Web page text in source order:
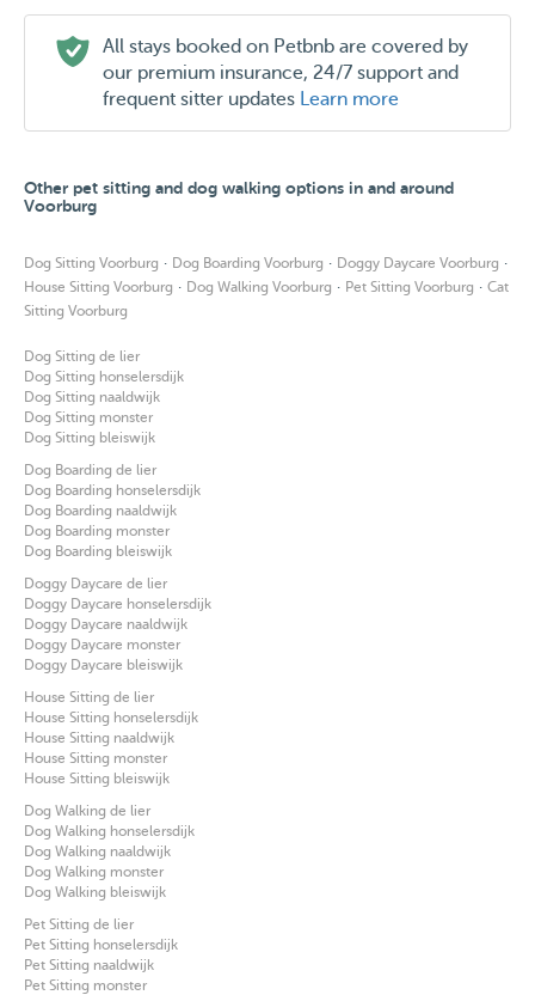
All stays booked on Petbnb are covered by
our premium insurance, 24/7 support and
frequent sitter updates Learn more
Other pet sitting and dog walking options in and around
Voorburg
Dog Sitting Voorburg · Dog Boarding Voorburg · Doggy Daycare Voorburg ·
House Sitting Voorburg · Dog Walking Voorburg · Pet Sitting Voorburg · Cat
Sitting Voorburg
Dog Sitting de lier
Dog Sitting honselersdijk
Dog Sitting naaldwijk
Dog Sitting monster
Dog Sitting bleiswijk
Dog Boarding de lier
Dog Boarding honselersdijk
Dog Boarding naaldwijk
Dog Boarding monster
Dog Boarding bleiswijk
Doggy Daycare de lier
Doggy Daycare honselersdijk
Doggy Daycare naaldwijk
Doggy Daycare monster
Doggy Daycare bleiswijk
House Sitting de lier
House Sitting honselersdijk
House Sitting naaldwijk
House Sitting monster
House Sitting bleiswijk
Dog Walking de lier
Dog Walking honselersdijk
Dog Walking naaldwijk
Dog Walking monster
Dog Walking bleiswijk
Pet Sitting de lier
Pet Sitting honselersdijk
Pet Sitting naaldwijk
Pet Sitting monster